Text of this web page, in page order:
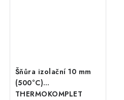
Šňůra izolační 10 mm
(500°C)
THERMOKOMPLET